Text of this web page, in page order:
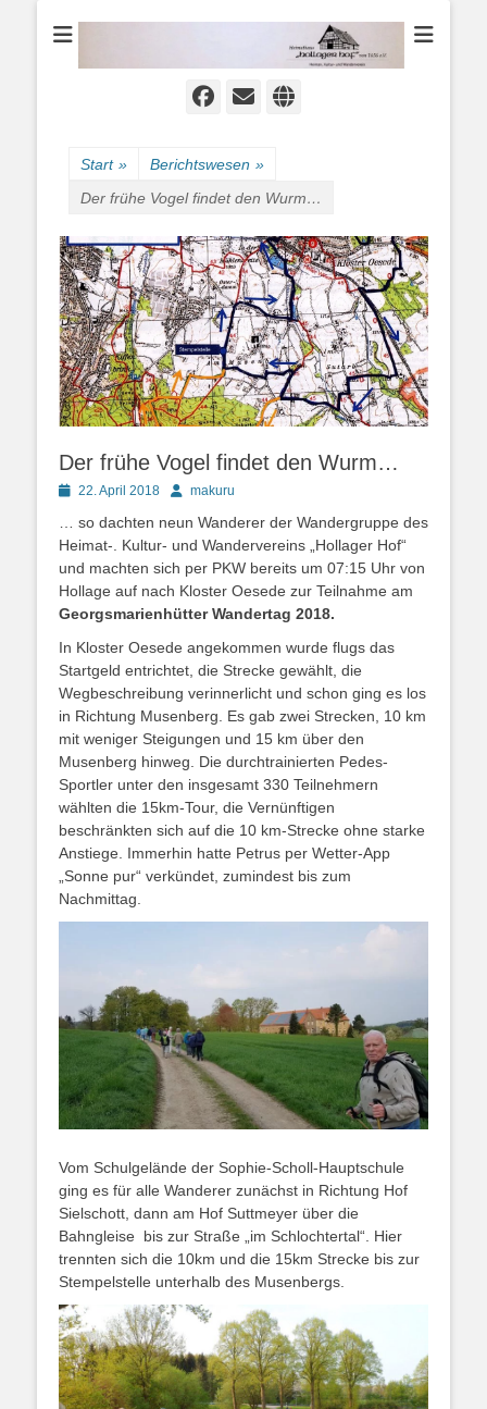
Heimathaus
Hollager Hof v.
Facebook
E-
Website
Start » Berichtswesen »
Der frühe Vogel findet den Wurm…
Der frühe Vogel findet den Wurm…
Posted22. April 2018 Autormakuru
… so dachten neun Wanderer der Wandergruppe des
Heimat-. Kultur- und Wandervereins „Hollager Hof“
und machten sich per PKW bereits um 07:15 Uhr von
Hollage auf nach Kloster Oesede zur Teilnahme am
Georgsmarienhütter Wandertag 2018.
In Kloster Oesede angekommen wurde flugs das
Startgeld entrichtet, die Strecke gewählt, die
Wegbeschreibung verinnerlicht und schon ging es los
in Richtung Musenberg. Es gab zwei Strecken, 10 km
mit weniger Steigungen und 15 km über den
Musenberg hinweg. Die durchtrainierten Pedes-
Sportler unter den insgesamt 330 Teilnehmern
wählten die 15km-Tour, die Vernünftigen
beschränkten sich auf die 10 km-Strecke ohne starke
Anstiege. Immerhin hatte Petrus per Wetter-App
„Sonne pur“ verkündet, zumindest bis zum
Nachmittag.
Vom Schulgelände der Sophie-Scholl-Hauptschule
ging es für alle Wanderer zunächst in Richtung Hof
Sielschott, dann am Hof Suttmeyer über die
Bahngleise bis zur Straße „im Schlochtertal“. Hier
trennten sich die 10km und die 15km Strecke bis zur
Stempelstelle unterhalb des Musenbergs.